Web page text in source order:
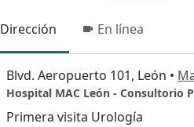
Dirección En línea
Blvd. Aeropuerto 101, León •
Primera visita Urología